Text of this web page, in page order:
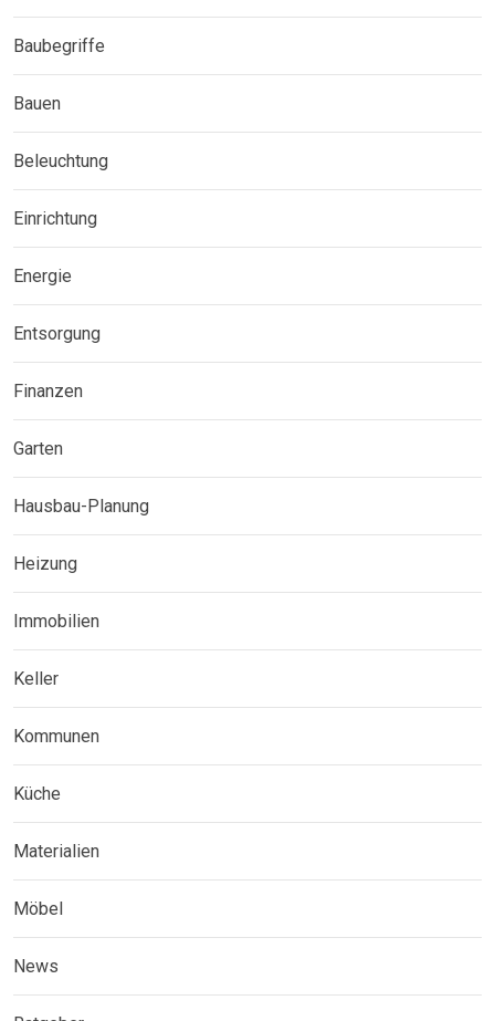
Baubegriffe
Bauen
Beleuchtung
Einrichtung
Energie
Entsorgung
Finanzen
Garten
Hausbau-Planung
Heizung
Immobilien
Keller
Kommunen
Küche
Materialien
Möbel
News